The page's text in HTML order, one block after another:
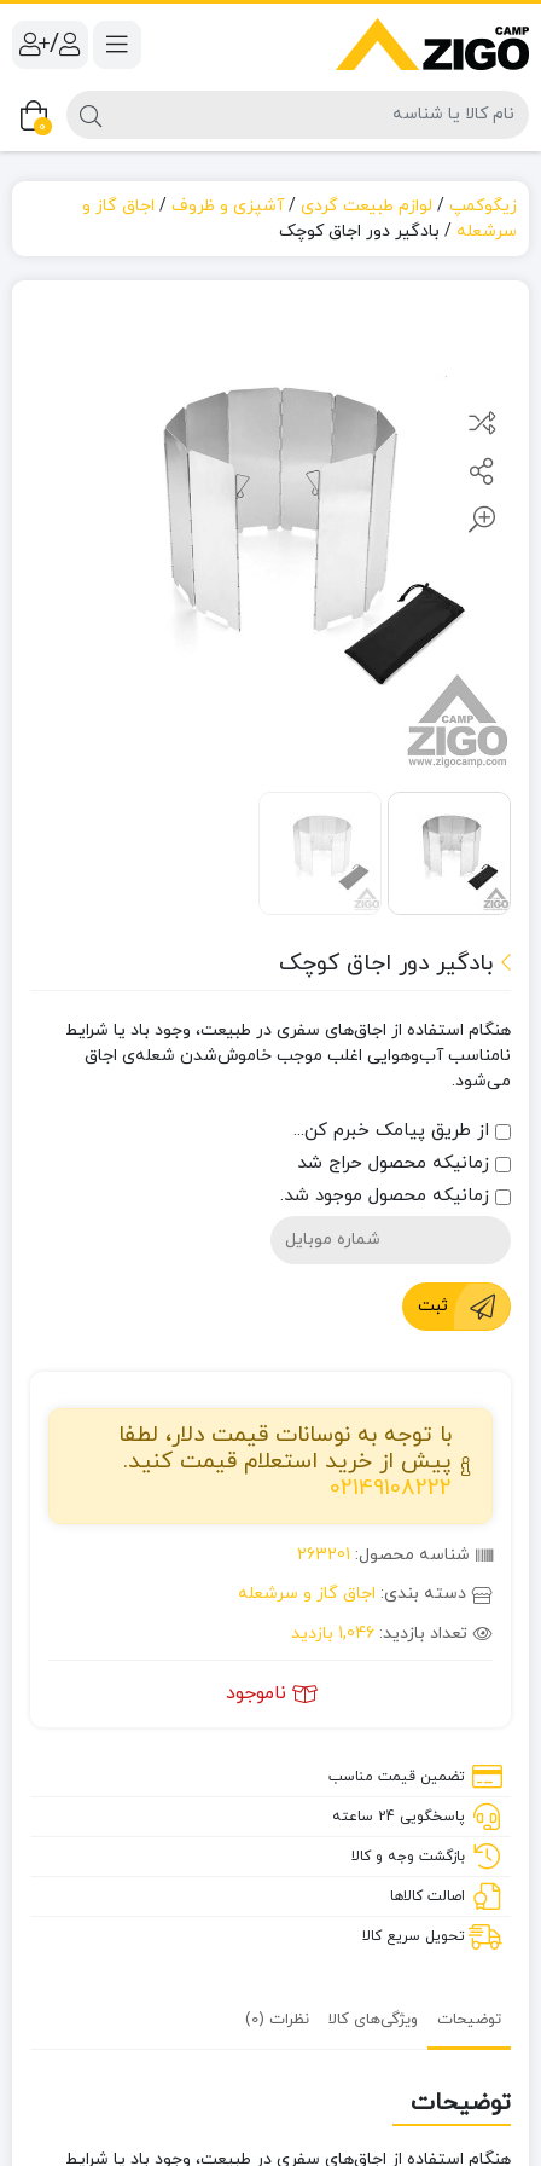
/
0
زیگوکمپ / لوازم طبیعت گردی /آشپزی و ظروف / اجاق گاز و
سرشعله / بادگیر دور اجاق کوچک
بادگیر دور اجاق کوچک
هنگام استفاده از اجاق‌های سفری در طبیعت، وجود باد یا شرایط
نامناسب آب‌وهوایی اغلب موجب خاموش‌شدن شعله‌ی اجاق
می‌شود.
از طریق پیامک خبرم کن...
زمانیکه محصول حراج شد
زمانیکه محصول موجود شد.
ثبت
با توجه به نوسانات قیمت دلار، لطفا
پیش از خرید استعلام قیمت کنید.
02149108222
شناسه محصول: 263201
دسته بندی: اجاق گاز و سرشعله
تعداد بازدید: 1,046 بازدید
ناموجود
تضمین قیمت مناسب
پاسخگویی 24 ساعته
بازگشت وجه و کالا
اصالت کالاها
تحویل سریع کالا
توضیحات ویژگی‌های کالا نظرات (0)
توضیحات
هنگام استفاده از اجاق‌های سفری در طبیعت، وجود باد یا شرایط